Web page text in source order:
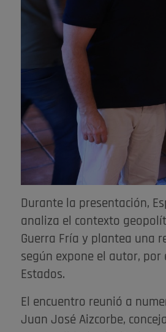
Durante la presentación,
analiza el contexto
Guerra Fría y plantea una
según expone el autor,
Estados.
El encuentro reunió a
Juan José Aizcorbe,